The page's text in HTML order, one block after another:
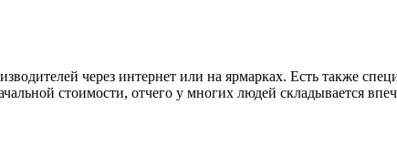
через интернет или на ярмарках. Есть также
стоимости, отчего у многих людей складывается